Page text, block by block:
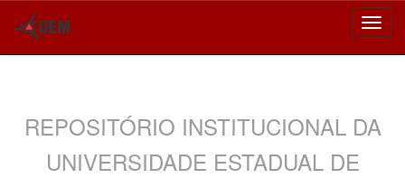
REPOSITÓRIO INSTITUCIONAL DA
UNIVERSIDADE ESTADUAL DE